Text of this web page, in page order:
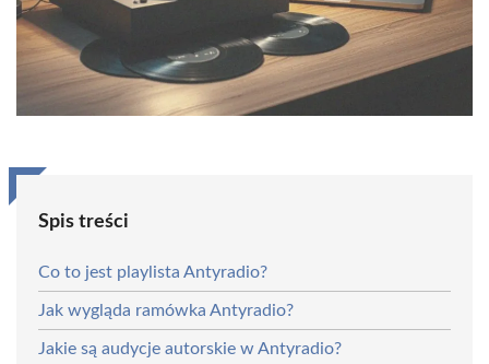
Spis treści
Co to jest playlista Antyradio?
Jak wygląda ramówka Antyradio?
Jakie są audycje autorskie w Antyradio?